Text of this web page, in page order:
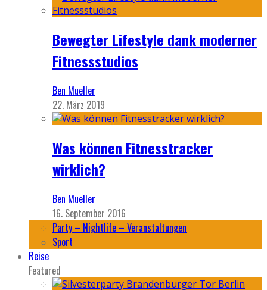
Bewegter Lifestyle dank moderner
Fitnessstudios
Ben Mueller
22. März 2019
Was können Fitnesstracker
wirklich?
Ben Mueller
16. September 2016
Party – Nightlife – Veranstaltungen
Sport
Reise
Featured